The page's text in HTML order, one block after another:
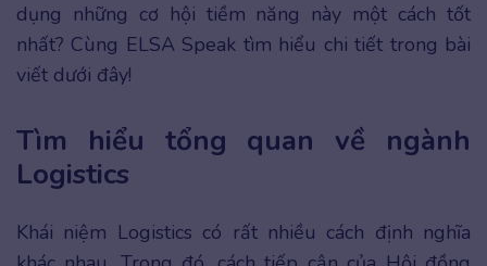
dụng những cơ hội tiềm năng này một cách tốt
nhất? Cùng ELSA Speak tìm hiểu chi tiết trong bài
viết dưới đây!
Tìm hiểu tổng quan về ngành
Logistics
Khái niệm Logistics có rất nhiều cách định nghĩa